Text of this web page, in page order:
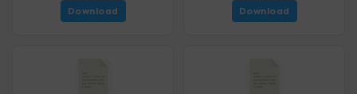
Download
Download